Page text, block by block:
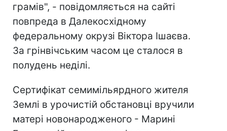
грамів", - повідомляється на сайті
повпреда в Далекосхідному
федеральному окрузі Віктора Ішаєва.
За грінвічським часом це сталося в
полудень неділі.
Сертифікат семимільярдного жителя
Землі в урочистій обстановці вручили
матері новонародженого - Марині